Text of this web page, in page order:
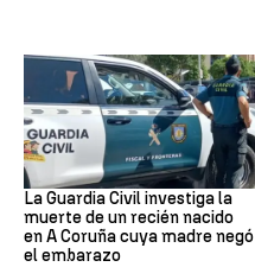
Recién Nacido
La Guardia Civil investiga la
muerte de un recién nacido
en A Coruña cuya madre negó
el embarazo